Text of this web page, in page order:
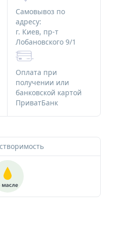
тара
косметики
мыловара
Новый Год и зима
Самовывоз по
адресу:
г. Киев, пр-т
Лобановского 9/1
Оплата при
получении или
банковской картой
ПриватБанк